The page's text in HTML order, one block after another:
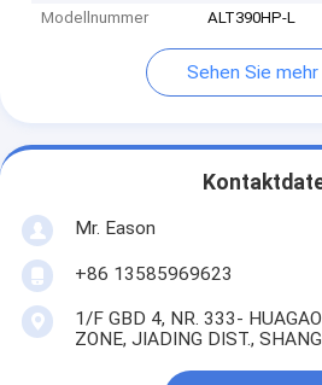
Modellnummer
ALT390HP-L
Sehen Sie mehr
Mr. Eason
+86 13585969623
1/F GBD 4, NR. 333-
ZONE, JIADING DIST.,